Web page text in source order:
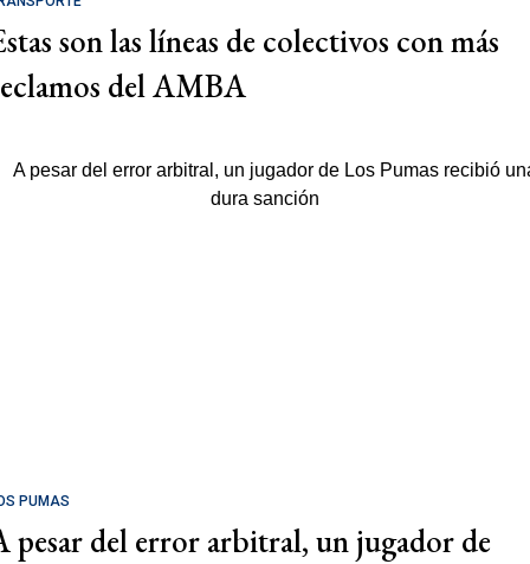
son las líneas de colectivos con más
del AMBA
PUMAS
pesar del error arbitral, un jugador de